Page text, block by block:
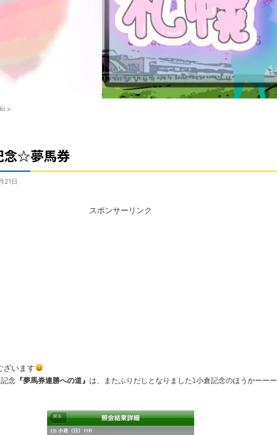
>
念☆夢馬券
21日
スポンサーリンク
ざいます
念 『夢馬券連勝への道』 は、またふりだしとなりました⤵︎小倉記念のほうかーーー